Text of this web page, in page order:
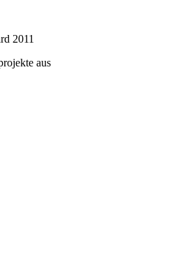
2011
aus